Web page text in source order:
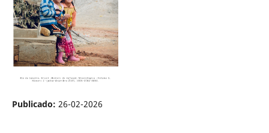
Publicado: 26-02-2026